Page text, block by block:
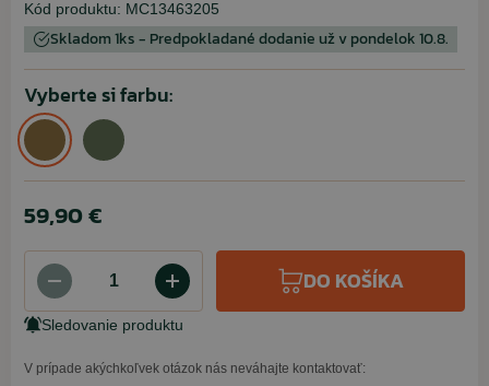
Kód produktu: MC13463205
Skladom 1ks - Predpokladané dodanie už v pondelok 10.8.
Vyberte si farbu:
59,90 €
DO KOŠÍKA
Sledovanie produktu
V prípade akýchkoľvek otázok nás neváhajte kontaktovať: